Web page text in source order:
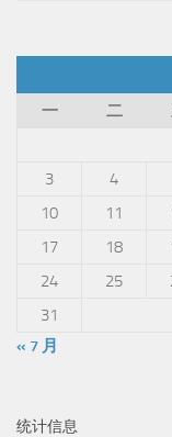
一
二
3
4
10
11
17
18
24
25
31
« 7 月
统计信息